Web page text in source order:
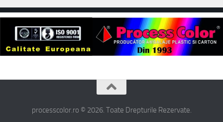
processcolor.ro © 2026. Toate Drepturile Rezervate.